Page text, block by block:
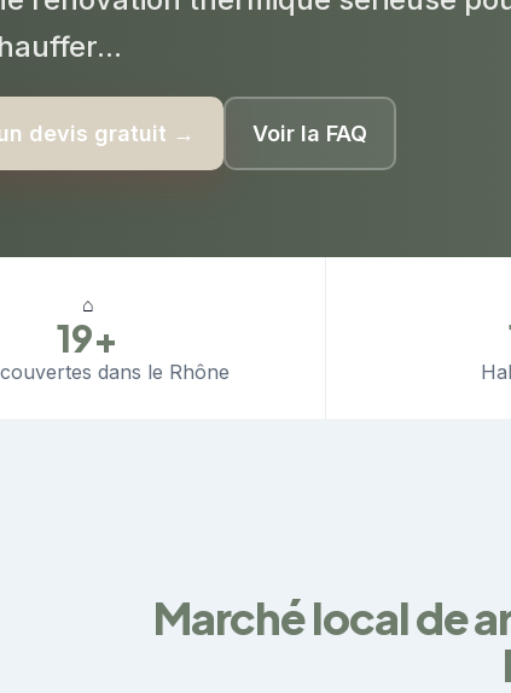
devis gratuit → Voir la FAQ
⌂
19+
dans le Rhône
Marché local de